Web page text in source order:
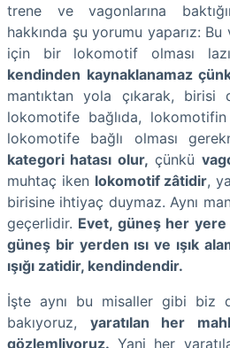
trene ve vagonlarına
hakkında şu yorumu yaparız:
için bir lokomotif olması
kendinden kaynaklanamaz
mantıktan yola çıkarak, birisi
lokomotife bağlıda,
lokomotife bağlı olması
kategori hatası olur, çünkü
muhtaç iken lokomotif zâtidir,
birisine ihtiyaç duymaz. Aynı
geçerlidir. Evet, güneş her yere
güneş bir yerden ısı ve ışık
ışığı zatidir, kendindendir.
İşte aynı bu misaller gibi biz
bakıyoruz, yaratılan her
gözlemliyoruz. Yani her